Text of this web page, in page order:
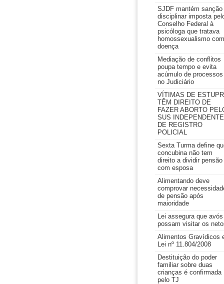
SJDF mantém sanção
disciplinar imposta
Conselho Federal à
psicóloga que tratava
homossexualismo
doença
Mediação de conflitos
poupa tempo e evita
acúmulo de processos
no Judiciário
VÍTIMAS DE
TÊM DIREITO DE
FAZER ABORTO
SUS INDEPENDENTE
DE REGISTRO
POLICIAL
Sexta Turma define
concubina não tem
direito a dividir pensão
com esposa
Alimentando deve
comprovar
de pensão após
maioridade
Lei assegura que avós
possam visitar os
Alimentos Gravídicos
Lei nº 11.804/2008
Destituição do poder
familiar sobre duas
crianças é confirmada
pelo TJ